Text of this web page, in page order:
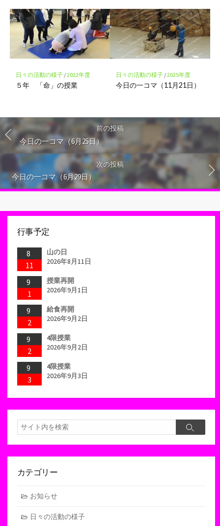
日々の活動の様子/2022年度
５年 「命」の授業
日々の活動の様子/2025年度
今日の一コマ（11月21日）
前の投稿
今日の一コマ（6月25日）
次の投稿
今日の一コマ（6月29日）
行事予定
8
11
山の日
2026年8月11日
9
1
授業再開
2026年9月1日
9
2
給食再開
2026年9月2日
9
2
4限授業
2026年9月2日
9
3
4限授業
2026年9月3日
検
索
検
カテゴリー
お知らせ
日々の活動の様子